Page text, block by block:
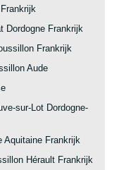
Dordogne Frankrijk
Frankrijk
Aude
sur-Lot Dordogne-
Aquitaine Frankrijk
Hérault Frankrijk